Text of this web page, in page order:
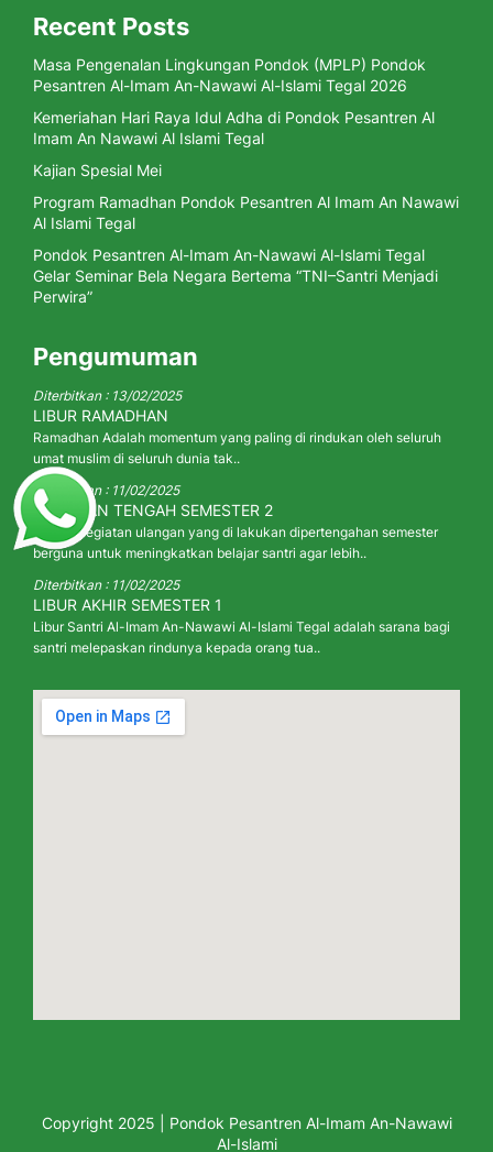
Recent Posts
Masa Pengenalan Lingkungan Pondok (MPLP) Pondok
Pesantren Al-Imam An-Nawawi Al-Islami Tegal 2026
Kemeriahan Hari Raya Idul Adha di Pondok Pesantren Al
Imam An Nawawi Al Islami Tegal
Kajian Spesial Mei
Program Ramadhan Pondok Pesantren Al Imam An Nawawi
Al Islami Tegal
Pondok Pesantren Al-Imam An-Nawawi Al-Islami Tegal
Gelar Seminar Bela Negara Bertema “TNI–Santri Menjadi
Perwira”
Pengumuman
Diterbitkan : 13/02/2025
LIBUR RAMADHAN
Ramadhan Adalah momentum yang paling di rindukan oleh seluruh
umat muslim di seluruh dunia tak..
Diterbitkan : 11/02/2025
ULANGAN TENGAH SEMESTER 2
adalah kegiatan ulangan yang di lakukan dipertengahan semester
berguna untuk meningkatkan belajar santri agar lebih..
Diterbitkan : 11/02/2025
LIBUR AKHIR SEMESTER 1
Libur Santri Al-Imam An-Nawawi Al-Islami Tegal adalah sarana bagi
santri melepaskan rindunya kepada orang tua..
Copyright 2025 | Pondok Pesantren Al-Imam An-Nawawi
Al-Islami